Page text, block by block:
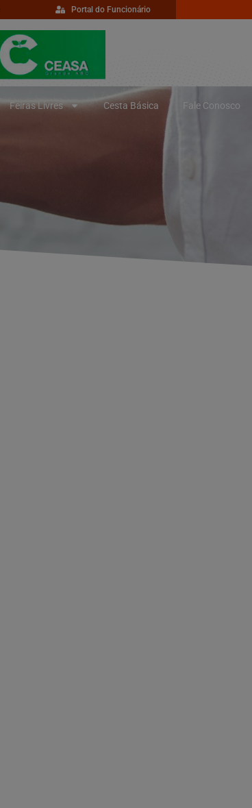
Portal do Funcionário
Feiras Livres Cesta Básica Fale Conosco